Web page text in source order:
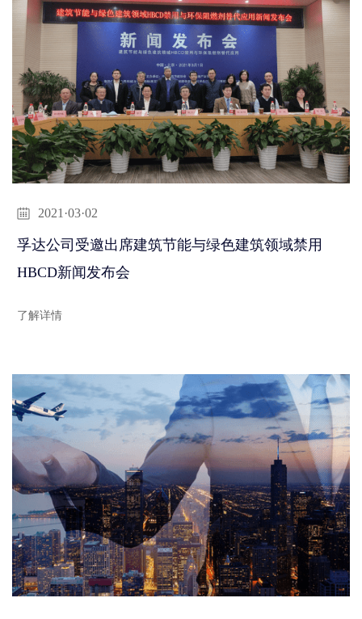
2021·03·02
孚达公司受邀出席建筑节能与绿色建筑领域禁用
HBCD新闻发布会
了解详情